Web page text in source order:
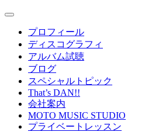
プロフィール
ディスコグラフィ
アルバム試聴
ブログ
スペシャルトピック
That’s DAN!!
会社案内
MOTO MUSIC STUDIO
プライベートレッスン